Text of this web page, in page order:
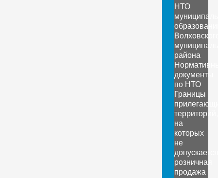
НТО
района
документы
по НТО
Границы
территорий,
на
которых
не
допускается
розничная
продажа